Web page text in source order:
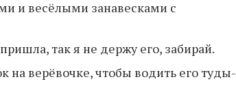
и весёлыми занавесками с
так я не держу его, забирай.
на верёвочке, чтобы водить его туды-